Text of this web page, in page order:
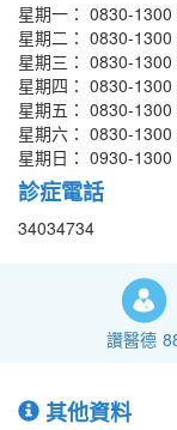
星期一： 0830-
星期二： 0830-
星期三： 0830-
星期四： 0830-
星期五： 0830-
星期六： 0830-
星期日： 0930-1300
診症電話
34034734
讚醫德
其他資料